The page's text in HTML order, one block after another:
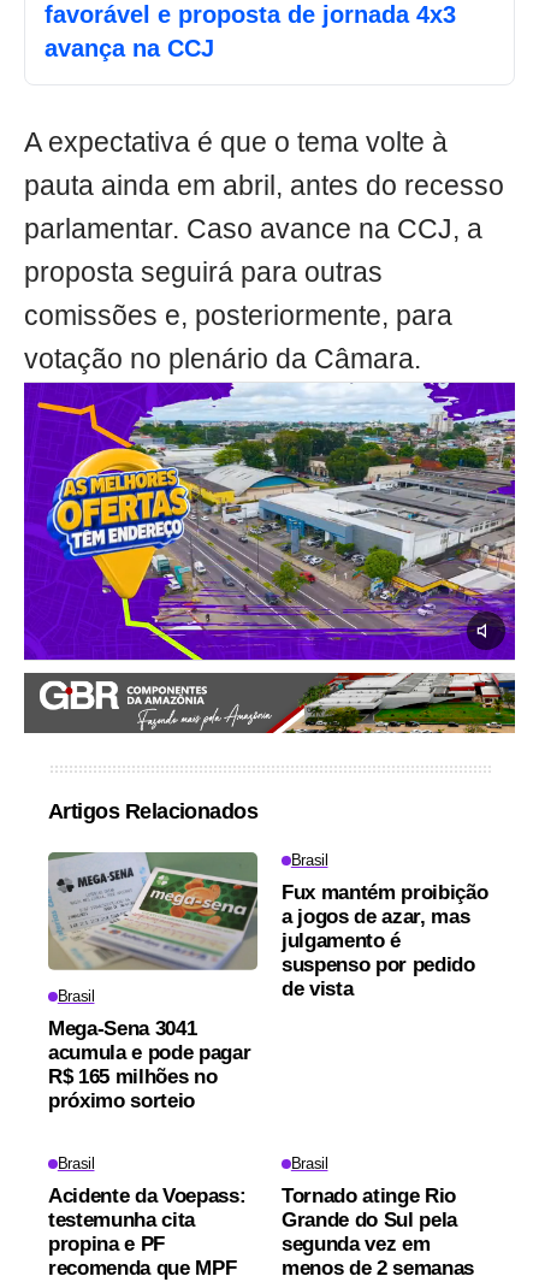
favorável e proposta de jornada 4x3
avança na CCJ
A expectativa é que o tema volte à
pauta ainda em abril, antes do recesso
parlamentar. Caso avance na CCJ, a
proposta seguirá para outras
comissões e, posteriormente, para
votação no plenário da Câmara.
Artigos Relacionados
Brasil
Mega-Sena 3041
acumula e pode pagar
R$ 165 milhões no
próximo sorteio
Brasil
Fux mantém proibição
a jogos de azar, mas
julgamento é
suspenso por pedido
de vista
Brasil
Acidente da Voepass:
testemunha cita
propina e PF
recomenda que MPF
Brasil
Tornado atinge Rio
Grande do Sul pela
segunda vez em
menos de 2 semanas